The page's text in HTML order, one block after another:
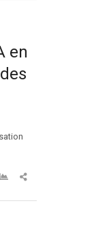
en
Partager cet article